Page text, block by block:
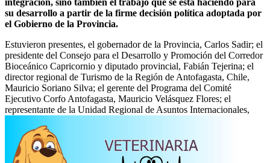
su desarrollo a partir de la firme decisión política adoptada por
el Gobierno de la Provincia.
Estuvieron presentes, el gobernador de la Provincia, Carlos Sadir; el
presidente del Consejo para el Desarrollo y Promoción del Corredor
Bioceánico Capricornio y diputado provincial, Fabián Tejerina; el
director regional de Turismo de la Región de Antofagasta, Chile,
Mauricio Soriano Silva; el gerente del Programa del Comité
Ejecutivo Corfo Antofagasta, Mauricio Velásquez Flores; el
representante de la Unidad Regional de Asuntos Internacionales,